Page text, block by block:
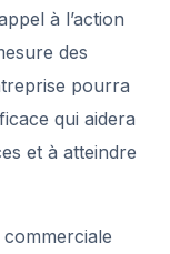
à l’action
des
pourra
qui aidera
et à atteindre